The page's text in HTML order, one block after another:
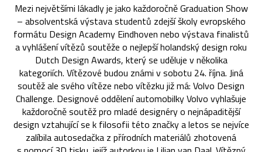
Mezi největšími lákadly je jako každoročně Graduation Show
– absolventská výstava studentů zdejší školy evropského
formátu Design Academy Eindhoven nebo výstava finalistů
a vyhlášení vítězů soutěže o nejlepší holandský design roku
Dutch Design Awards, který se uděluje v několika
kategoriích. Vítězové budou známi v sobotu 24. října. Jiná
soutěž ale svého vítěze nebo vítězku již má: Volvo Design
Challenge. Designové oddělení automobilky Volvo vyhlašuje
každoročně soutěž pro mladé designéry o nejnápaditější
design vztahující se k filosofii této značky a letos se nejvíce
zalíbila autosedačka z přírodních materiálů zhotovená